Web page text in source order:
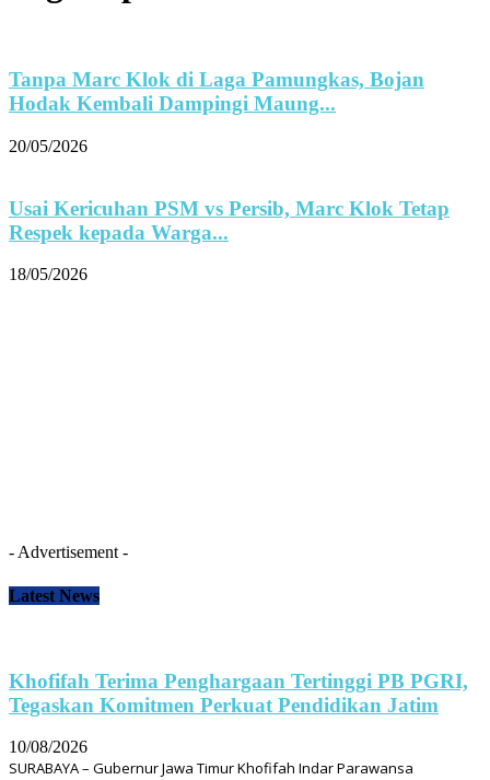
Tanpa Marc Klok di Laga Pamungkas, Bojan
Hodak Kembali Dampingi Maung...
20/05/2026
Usai Kericuhan PSM vs Persib, Marc Klok Tetap
Respek kepada Warga...
18/05/2026
- Advertisement -
Latest News
Khofifah Terima Penghargaan Tertinggi PB PGRI,
Tegaskan Komitmen Perkuat Pendidikan Jatim
10/08/2026
SURABAYA – Gubernur Jawa Timur Khofifah Indar Parawansa